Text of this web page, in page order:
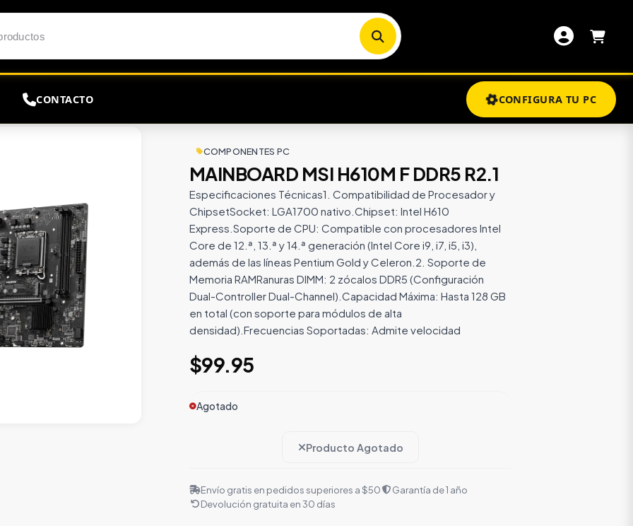
CONTACTO CONFIGURA TU PC
H610M F DDR5 R2.1
COMPONENTES PC
MAINBOARD MSI H610M F DDR5 R2.1
Especificaciones Técnicas1. Compatibilidad de Procesador y
ChipsetSocket: LGA1700 nativo.Chipset: Intel H610
Express.Soporte de CPU: Compatible con procesadores Intel
Core de 12.ª, 13.ª y 14.ª generación (Intel Core i9, i7, i5, i3),
además de las líneas Pentium Gold y Celeron.2. Soporte de
Memoria RAMRanuras DIMM: 2 zócalos DDR5 (Configuración
Dual-Controller Dual-Channel).Capacidad Máxima: Hasta 128 GB
en total (con soporte para módulos de alta
densidad).Frecuencias Soportadas: Admite velocidad
$99.95
Agotado
Producto Agotado
Envío gratis en pedidos superiores a $50
Garantía de 1 año
Devolución gratuita en 30 días